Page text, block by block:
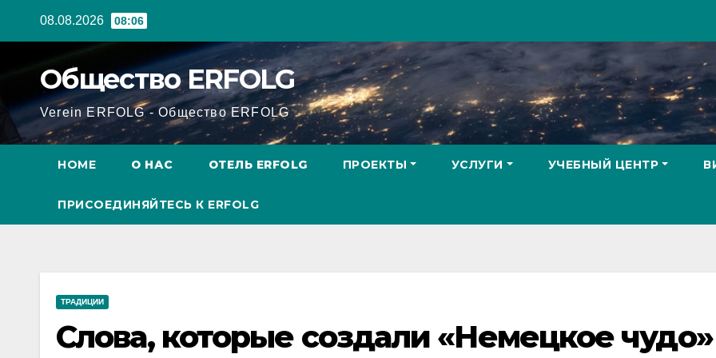
08.08.2026 08:06
Общество ERFOLG
Verein ERFOLG - Общество ERFOLG
HOME О НАС ОТЕЛЬ ERFOLG ПРОЕКТЫ УСЛУГИ УЧЕБНЫЙ ЦЕНТР
ПРИСОЕДИНЯЙТЕСЬ К ERFOLG
ТРАДИЦИИ
Слова, которые создали «Немецкое чудо»